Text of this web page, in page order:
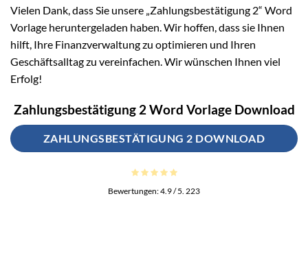
Vielen Dank, dass Sie unsere „Zahlungsbestätigung 2“ Word
Vorlage heruntergeladen haben. Wir hoffen, dass sie Ihnen
hilft, Ihre Finanzverwaltung zu optimieren und Ihren
Geschäftsalltag zu vereinfachen. Wir wünschen Ihnen viel
Erfolg!
Zahlungsbestätigung 2 Word Vorlage Download
ZAHLUNGSBESTÄTIGUNG 2 DOWNLOAD
Bewertungen:4.9/ 5. 223